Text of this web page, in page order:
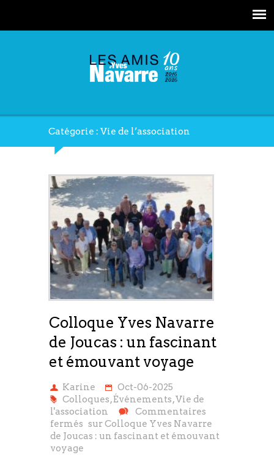
Catégorie : Vie de l’association
Colloque Yves Navarre
de Joucas : un fascinant
et émouvant voyage
Karine
Oct-06-2025
Colloques,Événements,Vie de
l'association
Commentaires
fermés sur Colloque Yves Navarre
de Joucas : un fascinant et émouvant
voyage